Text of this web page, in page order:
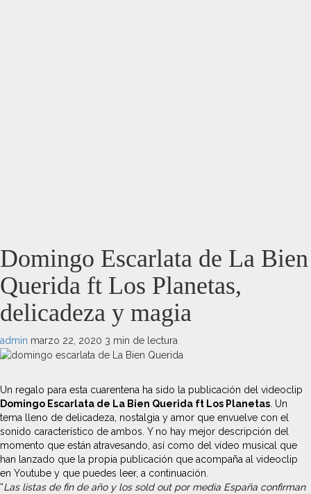
Domingo Escarlata de La Bien
Querida ft Los Planetas,
delicadeza y magia
admin marzo 22, 2020 3 min de lectura
Un regalo para esta cuarentena ha sido la publicación del videoclip
Domingo Escarlata de La Bien Querida ft Los Planetas. Un
tema lleno de delicadeza, nostalgia y amor que envuelve con el
sonido característico de ambos. Y no hay mejor descripción del
momento que están atravesando, así como del vídeo musical que
han lanzado que la propia publicación que acompaña al videoclip
en Youtube y que puedes leer, a continuación.
“Las listas de fin de año y los sold out por media España confirman